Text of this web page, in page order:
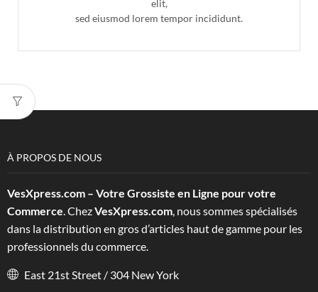
elit,
sed eiusmod lorem tempor incididunt.
À PROPOS DE NOUS
VesXpress.com – Votre Grossiste en Ligne pour votre
Commerce. ChezVesXpress.com, nous sommes spécialisés
dans la distribution en gros d’articles haut de gamme pour les
professionnels du commerce.
East 21st Street / 304 New York